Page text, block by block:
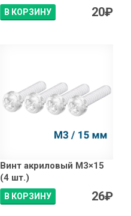
В КОРЗИНУ 20₽
Винт акриловый М3×15
(4 шт.)
В КОРЗИНУ 26₽